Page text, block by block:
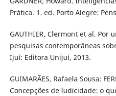
Prática. 1. ed. Porto Alegre:
GAUTHIER, Clermont et al. Por
pesquisas contemporâneas
Ijuí: Editora Unijuí, 2013.
GUIMARÃES, Rafaela Sousa;
Concepções de ludicidade: o